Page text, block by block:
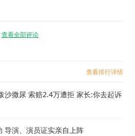
查看全部评论
查看排行详情
沙撒尿 索赔2.4万遭拒 家长:你去起诉
导演、演员证实亲自上阵